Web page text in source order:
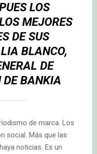
LOS
MEJORES
DE SUS
BLANCO,
DE
DE BANKIA
de marca. Los
social. Más que las
noticias. Es un